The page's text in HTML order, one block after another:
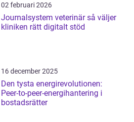
02 februari 2026
Journalsystem veterinär så väljer
kliniken rätt digitalt stöd
16 december 2025
Den tysta energirevolutionen:
Peer-to-peer-energihantering i
bostadsrätter